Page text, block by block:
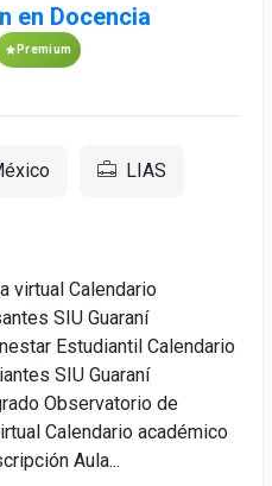
en Docencia
Premium
LIAS
virtual Calendario
SIU Guaraní
Estudiantil Calendario
SIU Guaraní
Observatorio de
Calendario académico
Aula...